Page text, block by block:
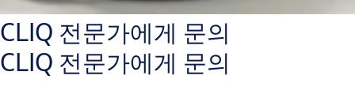
CLIQ 전문가에게 문의
CLIQ 전문가에게 문의